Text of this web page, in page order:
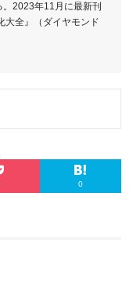
2023年11月に最新刊
大全』（ダイヤモンド
0